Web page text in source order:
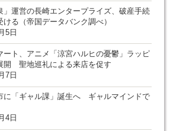
」運営の長崎エンタープライズ、破産手続
ける（帝国データバンク調べ）
5日
ート、アニメ「涼宮ハルヒの憂鬱」ラッピ
開 聖地巡礼による来店を促す
7日
に「ギャル課」誕生へ ギャルマインドで
4日